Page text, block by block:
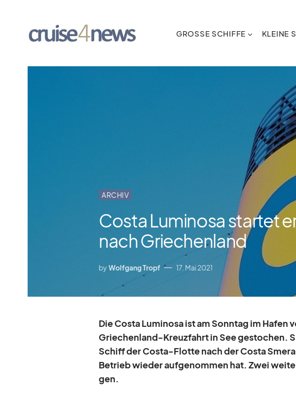
GROSSE SCHIFFE KLEINE
ARCHIV
Costa Luminosa startet
nach Griechenland
byWolfgang Tropf 17. Mai 2021
Die Costa Lu­mi­nosa ist am Sonn­tag im Ha­fen
Grie­chen­land-Kreuz­fahrt in See ge­sto­chen.
Schiff der Costa-Flotte nach der Costa
Be­trieb wie­der auf­ge­nom­men hat. Zwei
gen.